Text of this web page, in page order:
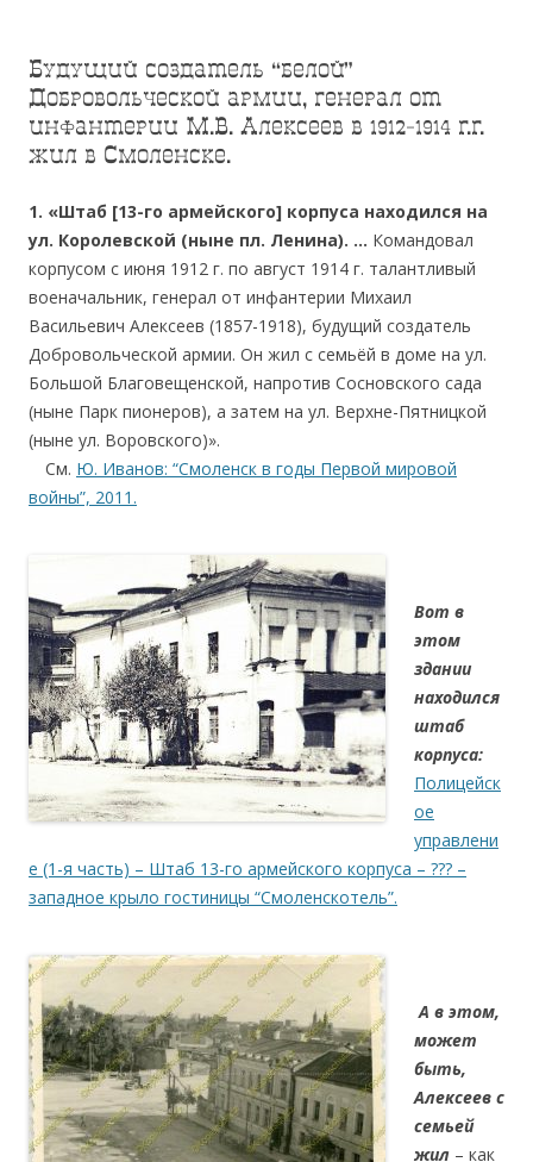
Будущий создатель “белой”
Добровольческой армии, генерал от
инфантерии М.В. Алексеев в 1912-1914 г.г.
жил в Смоленске.
1. «Штаб [13-го армейского] корпуса находился на
ул. Королевской (ныне пл. Ленина). … Командовал
корпусом с июня 1912 г. по август 1914 г. талантливый
военачальник, генерал от инфантерии Михаил
Васильевич Алексеев (1857-1918), будущий создатель
Добровольческой армии. Он жил с семьёй в доме на ул.
Большой Благовещенской, напротив Сосновского сада
(ныне Парк пионеров), а затем на ул. Верхне-Пятницкой
(ныне ул. Воровского)».
См. Ю. Иванов: “Смоленск в годы Первой мировой
войны”, 2011.
Вот в
этом
здании
находился
штаб
корпуса:
Полицейск
ое
управлени
е (1-я часть) – Штаб 13-го армейского корпуса – ??? –
западное крыло гостиницы “Смоленскотель”.
.А в этом,
может
быть,
Алексеев с
семьей
жил – как